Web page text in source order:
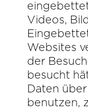
Videos,
Websites
der
besucht
Daten
benutzen,